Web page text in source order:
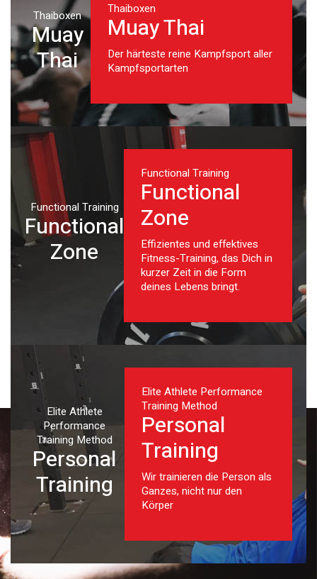
Thaiboxen
Muay
Thai
Thaiboxen
Muay Thai
Der härteste reine Kampfsport aller
Kampfsportarten
Functional Training
Functional
Zone
Functional Training
Functional
Zone
Effizientes und effektives
Fitness-Training, das Dich in
kurzer Zeit in die Form
deines Lebens bringt.
Elite Athlete
Performance
Training Method
Personal
Training
Elite Athlete Performance
Training Method
Personal
Training
Wir trainieren die Person als
Ganzes, nicht nur den
Körper